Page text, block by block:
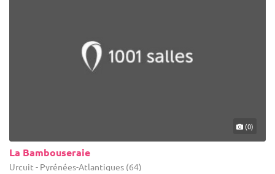
(0)
La Bambouseraie
Urcuit - Pyrénées-Atlantiques (64)